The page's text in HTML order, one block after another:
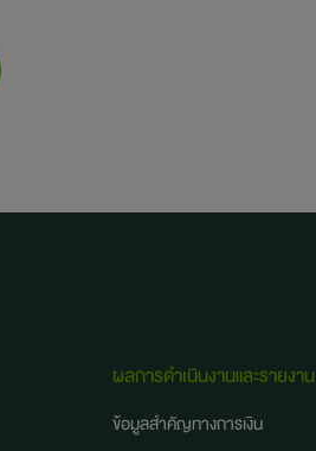
ผลการดำเนินงานและรายงาน
ข้อมูลสำคัญทางการเงิน